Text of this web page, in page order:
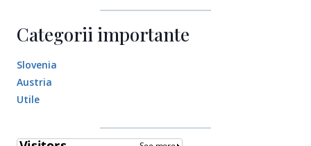
Categorii importante
Slovenia
Austria
Utile